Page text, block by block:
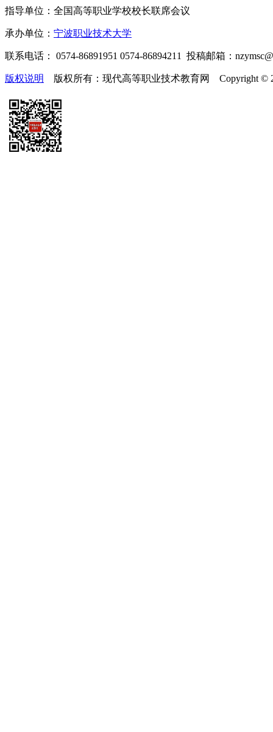
指导单位：全国高等职业学校校长联席会议
承办单位： 宁波职业技术大学
联系电话： 0574-86891951 0574-86894211 投稿邮箱：
版权说明 版权所有：现代高等职业技术教育网 Copyright ©